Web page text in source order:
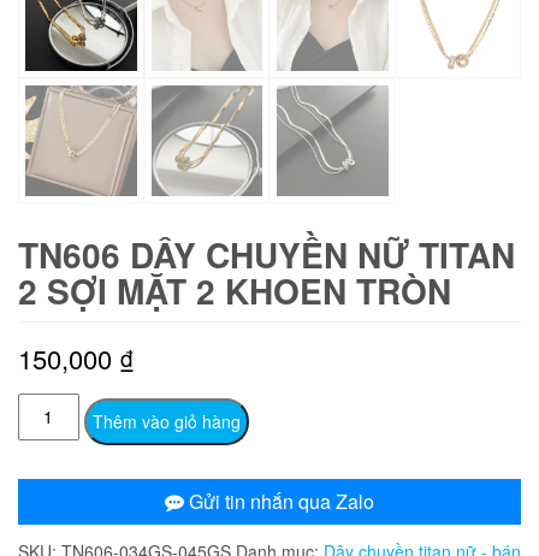
TN606 DÂY CHUYỀN NỮ TITAN
2 SỢI MẶT 2 KHOEN TRÒN
150,000 ₫
TN606
Dây
titan
Thêm vào giỏ hàng
Gửi tin nhắn qua Zalo